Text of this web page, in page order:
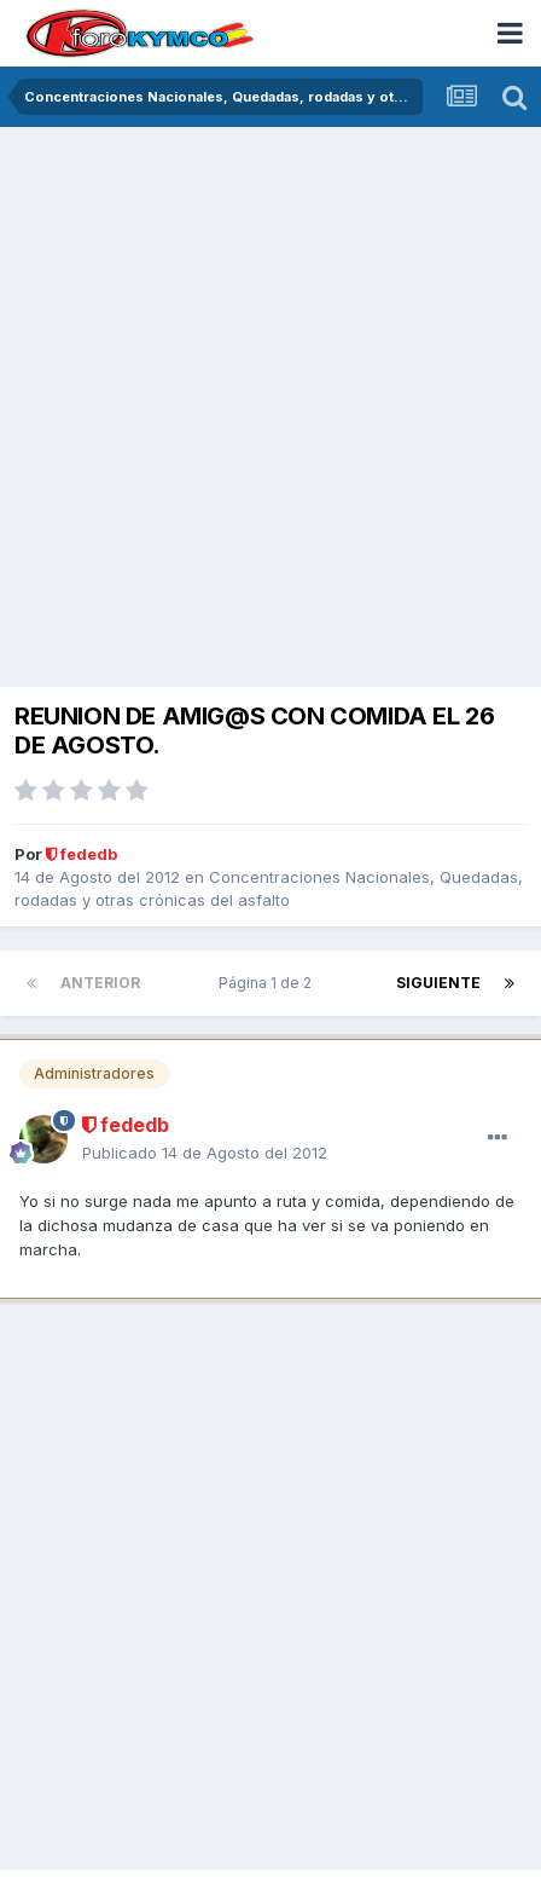
Concentraciones Nacionales, Quedadas, rodadas y otras crónicas del asfalto
REUNION DE AMIG@S CON COMIDA EL 26
DE AGOSTO.
Por
fededb
14 de Agosto del 2012 en Concentraciones Nacionales, Quedadas,
rodadas y otras crónicas del asfalto
ANTERIOR SIGUIENTE
Página 1 de 2
Administradores
fededb
Publicado 14 de Agosto del 2012
Yo si no surge nada me apunto a ruta y comida, dependiendo de
la dichosa mudanza de casa que ha ver si se va poniendo en
marcha.